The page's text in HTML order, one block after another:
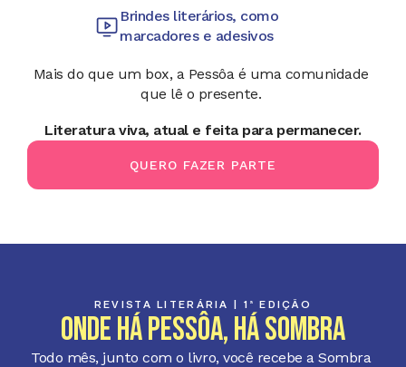
Brindes literários, como
marcadores e adesivos
Mais do que um box, a Pessôa é uma comunidade
que lê o presente.
Literatura viva, atual e feita para permanecer.
QUERO FAZER PARTE
REVISTA LITERÁRIA | 1ª EDIÇÃO
Onde há PESSÔA, há Sombra
Todo mês, junto com o livro, você recebe a Sombra